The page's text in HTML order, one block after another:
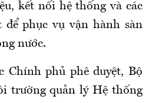
kết nối hệ thống và các
để phục vụ vận hành sàn
nước.
Chính phủ phê duyệt, Bộ
trường quản lý Hệ thống